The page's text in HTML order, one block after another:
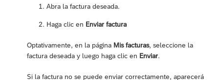
Abra la factura deseada.
Haga clic en Enviar factura
Optativamente, en la página Mis facturas, seleccione la
factura deseada y luego haga clic en Enviar.
Si la factura no se puede enviar correctamente, aparecerá